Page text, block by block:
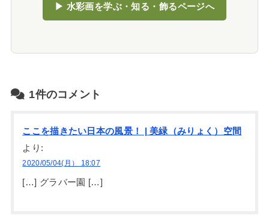
▶ 水彩画を学ぶ・知る・飾るページへ
1件のコメント
ここを描きたい日本の風景！ | 美緑（みりょく）空間
より:
2020/05/04(月） 18:07
[…] グラバー園 […]